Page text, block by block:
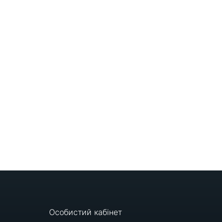
Особистий кабінет